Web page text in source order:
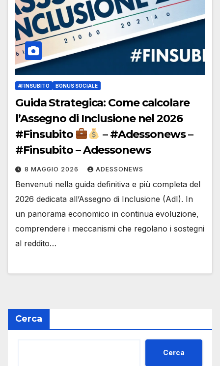
#FINSUBITO BONUS SOCIALE
Guida Strategica: Come calcolare
l’Assegno di Inclusione nel 2026
#Finsubito
– #Adessonews –
#Finsubito – Adessonews
8 MAGGIO 2026 ADESSONEWS
Benvenuti nella guida definitiva e più completa del
2026 dedicata all’Assegno di Inclusione (AdI). In
un panorama economico in continua evoluzione,
comprendere i meccanismi che regolano i sostegni
al reddito…
Cerca
Cerca